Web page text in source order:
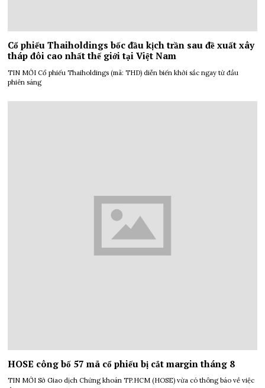
Cổ phiếu Thaiholdings bốc đầu kịch trần sau đề xuất xây
tháp đôi cao nhất thế giới tại Việt Nam
TIN MỚI Cổ phiếu Thaiholdings (mã: THD) diễn biến khởi sắc ngay từ đầu
phiên sáng
HOSE công bố 57 mã cổ phiếu bị cắt margin tháng 8
TIN MỚI Sở Giao dịch Chứng khoán TP.HCM (HOSE) vừa có thông báo về việc